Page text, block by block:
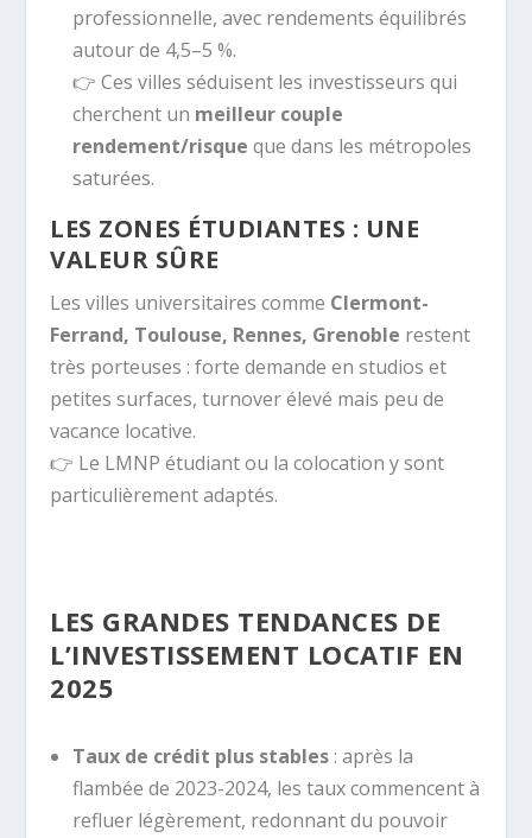
professionnelle, avec rendements équilibrés
autour de 4,5–5 %.
👉 Ces villes séduisent les investisseurs qui
cherchent un meilleur couple
rendement/risque que dans les métropoles
saturées.
LES ZONES ÉTUDIANTES : UNE
VALEUR SÛRE
Les villes universitaires comme Clermont-
Ferrand, Toulouse, Rennes, Grenoble restent
très porteuses : forte demande en studios et
petites surfaces, turnover élevé mais peu de
vacance locative.
👉 Le LMNP étudiant ou la colocation y sont
particulièrement adaptés.
LES GRANDES TENDANCES DE
L’INVESTISSEMENT LOCATIF EN
2025
Taux de crédit plus stables: après la
flambée de 2023-2024, les taux commencent à
refluer légèrement, redonnant du pouvoir